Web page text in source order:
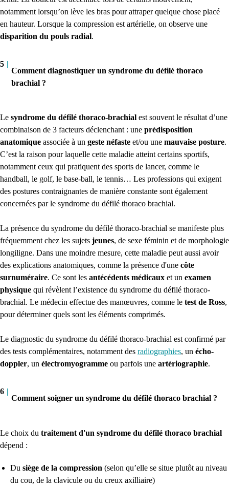
notamment lorsqu’on lève les bras pour attraper quelque chose placé
en hauteur. Lorsque la compression est artérielle, on observe une
disparition du pouls radial.
5 |
Comment diagnostiquer un syndrome du défilé thoraco
brachial ?
Le syndrome du défilé thoraco-brachial est souvent le résultat d’une
combinaison de 3 facteurs déclenchant : une prédisposition
anatomique associée à un geste néfaste et/ou une mauvaise posture.
C’est la raison pour laquelle cette maladie atteint certains sportifs,
notamment ceux qui pratiquent des sports de lancer, comme le
handball, le golf, le base-ball, le tennis… Les professions qui exigent
des postures contraignantes de manière constante sont également
concernées par le syndrome du défilé thoraco brachial.
La présence du syndrome du défilé thoraco-brachial se manifeste plus
fréquemment chez les sujets jeunes, de sexe féminin et de morphologie
longiligne. Dans une moindre mesure, cette maladie peut aussi avoir
des explications anatomiques, comme la présence d'une côte
surnuméraire. Ce sont les antécédents médicaux et un examen
physique qui révèlent l’existence du syndrome du défilé thoraco-
brachial. Le médecin effectue des manœuvres, comme le test de Ross,
pour déterminer quels sont les éléments comprimés.
Le diagnostic du syndrome du défilé thoraco-brachial est confirmé par
des tests complémentaires, notamment des radiographies, un écho-
doppler, un électromyogramme ou parfois une artériographie.
6 |
Comment soigner un syndrome du défilé thoraco brachial ?
Le choix du traitement d'un syndrome du défilé thoraco brachial
dépend :
Du siège de la compression (selon qu’elle se situe plutôt au niveau
du cou, de la clavicule ou du creux axilliaire)